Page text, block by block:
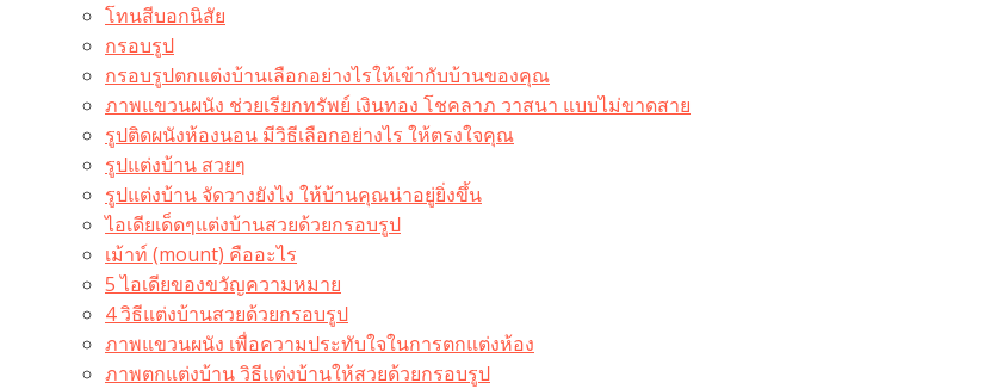
โทนสีบอกนิสัย
กรอบรูป
กรอบรูปตกแต่งบ้านเลือกอย่างไรให้เข้ากับบ้านของคุณ
ภาพแขวนผนัง ช่วยเรียกทรัพย์ เงินทอง โชคลาภ วาสนา แบบไม่ขาดสาย
รูปติดผนังห้องนอน มีวิธีเลือกอย่างไร ให้ตรงใจคุณ
รูปแต่งบ้าน สวยๆ
รูปแต่งบ้าน จัดวางยังไง ให้บ้านคุณน่าอยู่ยิ่งขึ้น
ไอเดียเด็ดๆแต่งบ้านสวยด้วยกรอบรูป
เม้าท์ (mount) คืออะไร​
5 ไอเดียของขวัญความหมาย
4 วิธีแต่งบ้านสวยด้วยกรอบรูป
ภาพแขวนผนัง เพื่อความประทับใจในการตกแต่งห้อง
ภาพตกแต่งบ้าน วิธีแต่งบ้านให้สวยด้วยกรอบรูป